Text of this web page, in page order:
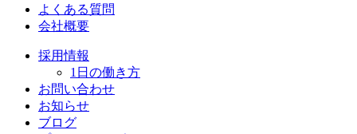
よくある質問
会社概要
採用情報
1日の働き方
お問い合わせ
お知らせ
ブログ